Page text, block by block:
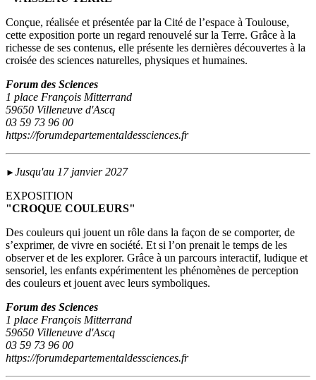
Conçue, réalisée et présentée par la Cité de l’espace à Toulouse,
cette exposition porte un regard renouvelé sur la Terre. Grâce à la
richesse de ses contenus, elle présente les dernières découvertes à la
croisée des sciences naturelles, physiques et humaines.
Forum des Sciences
1 place François Mitterrand
59650 Villeneuve d'Ascq
03 59 73 96 00
https://forumdepartementaldessciences.fr
► Jusqu'au 17 janvier 2027
EXPOSITION
"CROQUE COULEURS"
Des couleurs qui jouent un rôle dans la façon de se comporter, de
s’exprimer, de vivre en société. Et si l’on prenait le temps de les
observer et de les explorer. Grâce à un parcours interactif, ludique et
sensoriel, les enfants expérimentent les phénomènes de perception
des couleurs et jouent avec leurs symboliques.
Forum des Sciences
1 place François Mitterrand
59650 Villeneuve d'Ascq
03 59 73 96 00
https://forumdepartementaldessciences.fr